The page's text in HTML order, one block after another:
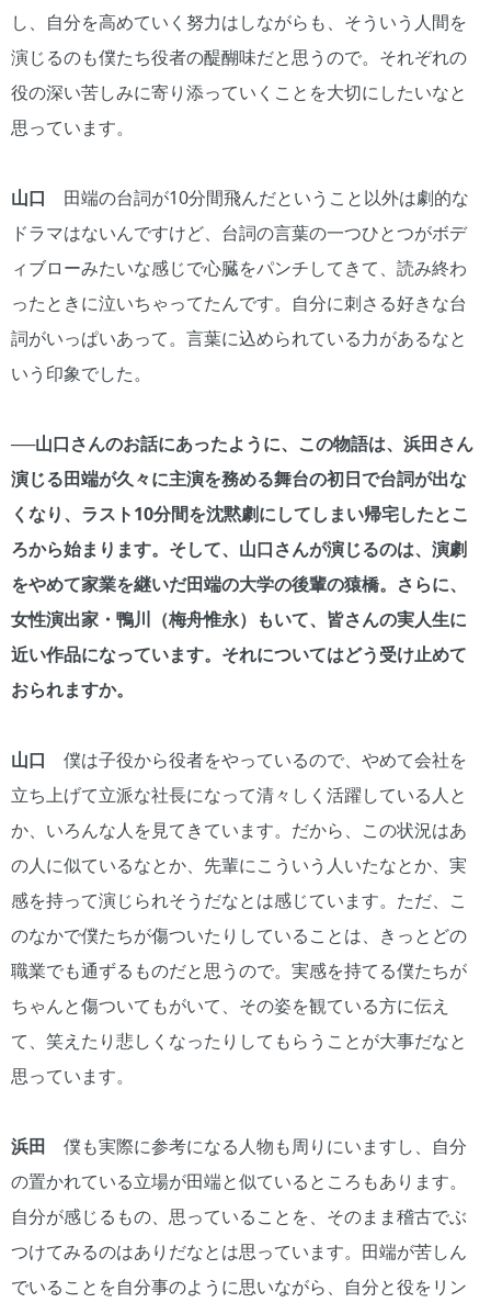
し、自分を高めていく努力はしながらも、そういう人間を
演じるのも僕たち役者の醍醐味だと思うので。それぞれの
役の深い苦しみに寄り添っていくことを大切にしたいなと
思っています。
山口 田端の台詞が10分間飛んだということ以外は劇的な
ドラマはないんですけど、台詞の言葉の一つひとつがボデ
ィブローみたいな感じで心臓をパンチしてきて、読み終わ
ったときに泣いちゃってたんです。自分に刺さる好きな台
詞がいっぱいあって。言葉に込められている力があるなと
いう印象でした。
──山口さんのお話にあったように、この物語は、浜田さん
演じる田端が久々に主演を務める舞台の初日で台詞が出な
くなり、ラスト10分間を沈黙劇にしてしまい帰宅したとこ
ろから始まります。そして、山口さんが演じるのは、演劇
をやめて家業を継いだ田端の大学の後輩の猿橋。さらに、
女性演出家・鴨川（梅舟惟永）もいて、皆さんの実人生に
近い作品になっています。それについてはどう受け止めて
おられますか。
山口 僕は子役から役者をやっているので、やめて会社を
立ち上げて立派な社長になって清々しく活躍している人と
か、いろんな人を見てきています。だから、この状況はあ
の人に似ているなとか、先輩にこういう人いたなとか、実
感を持って演じられそうだなとは感じています。ただ、こ
のなかで僕たちが傷ついたりしていることは、きっとどの
職業でも通ずるものだと思うので。実感を持てる僕たちが
ちゃんと傷ついてもがいて、その姿を観ている方に伝え
て、笑えたり悲しくなったりしてもらうことが大事だなと
思っています。
浜田 僕も実際に参考になる人物も周りにいますし、自分
の置かれている立場が田端と似ているところもあります。
自分が感じるもの、思っていることを、そのまま稽古でぶ
つけてみるのはありだなとは思っています。田端が苦しん
でいることを自分事のように思いながら、自分と役をリン